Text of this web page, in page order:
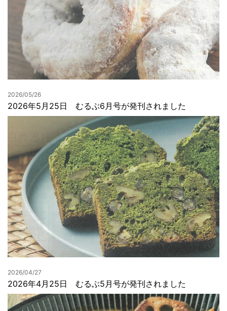
2026/05/26
2026年5月25日 むるぶ6月号が発刊されました
2026/04/27
2026年4月25日 むるぶ5月号が発刊されました